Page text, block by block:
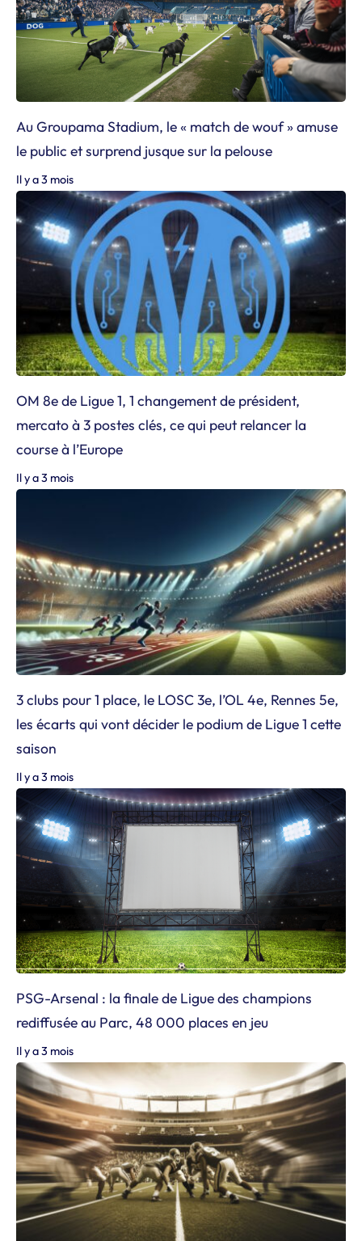
Au Groupama Stadium, le « match de wouf » amuse
le public et surprend jusque sur la pelouse
Il y a 3 mois
OM 8e de Ligue 1, 1 changement de président,
mercato à 3 postes clés, ce qui peut relancer la
course à l’Europe
Il y a 3 mois
3 clubs pour 1 place, le LOSC 3e, l’OL 4e, Rennes 5e,
les écarts qui vont décider le podium de Ligue 1 cette
saison
Il y a 3 mois
PSG-Arsenal : la finale de Ligue des champions
rediffusée au Parc, 48 000 places en jeu
Il y a 3 mois